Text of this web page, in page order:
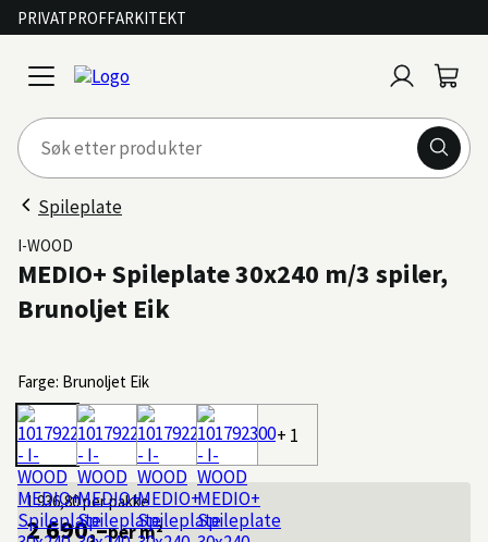
PRIVATPROFFARKITEKT
open
menu
inn
Spileplate
I-WOOD
MEDIO+ Spileplate 30x240 m/3 spiler,
Brunoljet Eik
Farge: Brunoljet Eik
+ 1
1 936,80per pakke
2 690,–per m²